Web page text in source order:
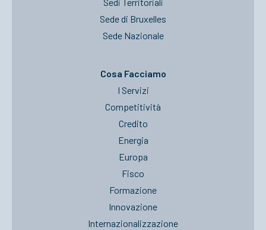
Sede di Bruxelles
Sede Nazionale
Cosa Facciamo
I Servizi
Competitività
Credito
Energia
Europa
Fisco
Formazione
Innovazione
Internazionalizzazione